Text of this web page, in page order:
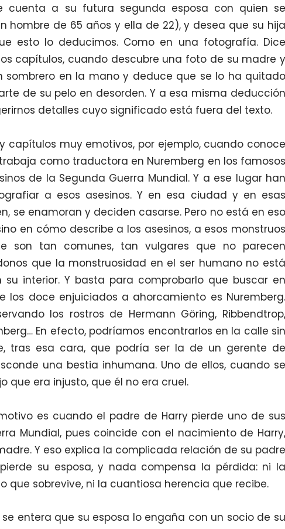
cuenta a su futura segunda esposa con quien se
hombre de 65 años y ella de 22), y desea que su hija
esto lo deducimos. Como en una fotografía. Dice
capítulos, cuando descubre una foto de su madre y
sombrero en la mano y deduce que se lo ha quitado
de su pelo en desorden. Y a esa misma deducción
detalles cuyo significado está fuera del texto.
muy emotivos, por ejemplo, cuando conoce
como traductora en Nuremberg en los famosos
de la Segunda Guerra Mundial. Y a ese lugar han
a esos asesinos. Y en esa ciudad y en esas
se enamoran y deciden casarse. Pero no está en eso
en cómo describe a los asesinos, a esos monstruos
son tan comunes, tan vulgares que no parecen
que la monstruosidad en el ser humano no está
interior. Y basta para comprobarlo que buscar en
los doce enjuiciados a ahorcamiento es Nuremberg.
los rostros de Hermann Göring, Ribbendtrop,
En efecto, podríamos encontrarlos en la calle sin
tras esa cara, que podría ser la de un gerente de
una bestia inhumana. Uno de ellos, cuando se
que era injusto, que él no era cruel.
es cuando el padre de Harry pierde uno de sus
Mundial, pues coincide con el nacimiento de Harry,
Y eso explica la complicada relación de su padre
su esposa, y nada compensa la pérdida: ni la
que sobrevive, ni la cuantiosa herencia que recibe.
que su esposa lo engaña con un socio de su